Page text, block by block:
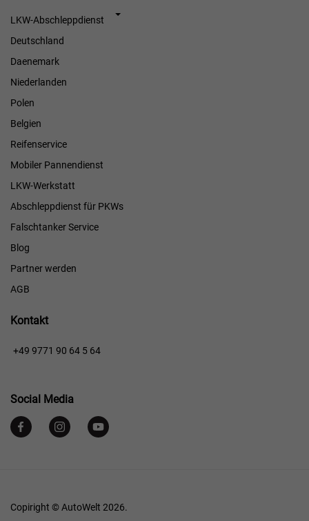
LKW-Abschleppdienst
Deutschland
Daenemark
Niederlanden
Polen
Belgien
Reifenservice
Mobiler Pannendienst
LKW-Werkstatt
Abschleppdienst für PKWs
Falschtanker Service
Blog
Partner werden
AGB
Kontakt
+49 9771 90 64 5 64
Social Media
Copiright © AutoWelt 2026.